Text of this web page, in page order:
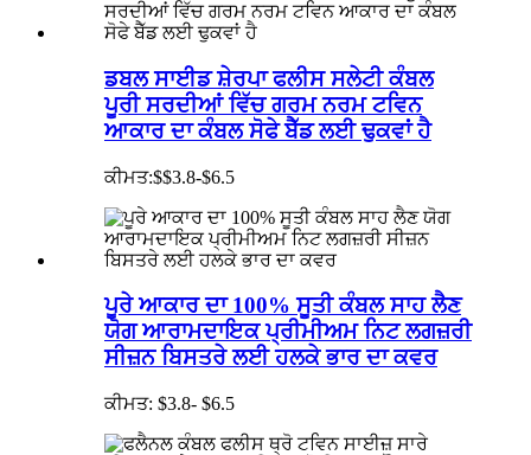
ਡਬਲ ਸਾਈਡ ਸ਼ੇਰਪਾ ਫਲੀਸ ਸਲੇਟੀ ਕੰਬਲ
ਪੂਰੀ ਸਰਦੀਆਂ ਵਿੱਚ ਗਰਮ ਨਰਮ ਟਵਿਨ
ਆਕਾਰ ਦਾ ਕੰਬਲ ਸੋਫੇ ਬੈੱਡ ਲਈ ਢੁਕਵਾਂ ਹੈ
ਕੀਮਤ:$$3.8-$6.5
ਪੂਰੇ ਆਕਾਰ ਦਾ 100% ਸੂਤੀ ਕੰਬਲ ਸਾਹ ਲੈਣ
ਯੋਗ ਆਰਾਮਦਾਇਕ ਪ੍ਰੀਮੀਅਮ ਨਿਟ ਲਗਜ਼ਰੀ
ਸੀਜ਼ਨ ਬਿਸਤਰੇ ਲਈ ਹਲਕੇ ਭਾਰ ਦਾ ਕਵਰ
ਕੀਮਤ: $3.8- $6.5